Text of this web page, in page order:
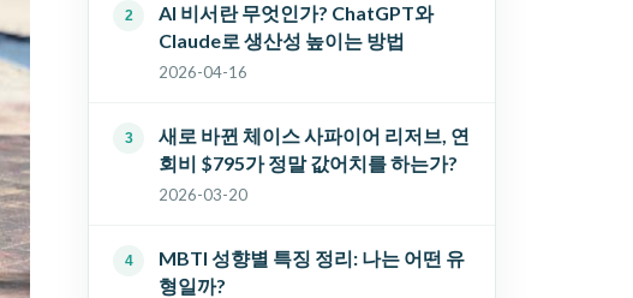
AI 비서란 무엇인가? ChatGPT와
Claude로 생산성 높이는 방법
2026-04-16
새로 바뀐 체이스 사파이어 리저브, 연
회비 $795가 정말 값어치를 하는가?
2026-03-20
MBTI 성향별 특징 정리: 나는 어떤 유
형일까?